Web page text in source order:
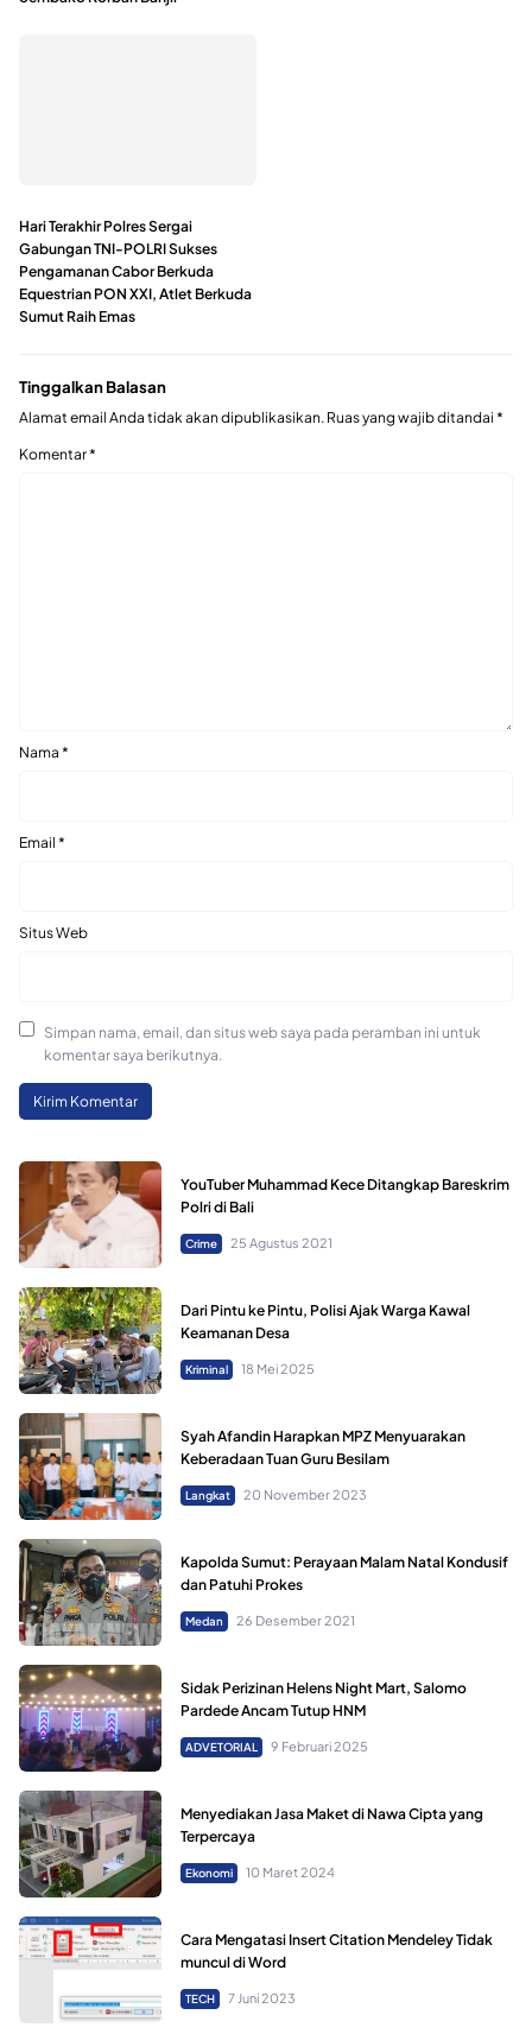
Hari Terakhir Polres Sergai
Gabungan TNI-POLRI Sukses
Pengamanan Cabor Berkuda
Equestrian PON XXI, Atlet Berkuda
Sumut Raih Emas
Tinggalkan Balasan
Alamat email Anda tidak akan dipublikasikan. Ruas yang wajib ditandai *
Komentar*
Nama *
Email *
Situs Web
Simpan nama, email, dan situs web saya pada peramban ini untuk
komentar saya berikutnya.
YouTuber Muhammad Kece Ditangkap Bareskrim
Polri di Bali
Crime 25 Agustus 2021
Dari Pintu ke Pintu, Polisi Ajak Warga Kawal
Keamanan Desa
Kriminal 18 Mei 2025
Syah Afandin Harapkan MPZ Menyuarakan
Keberadaan Tuan Guru Besilam
Langkat 20 November 2023
Kapolda Sumut: Perayaan Malam Natal Kondusif
dan Patuhi Prokes
Medan 26 Desember 2021
Sidak Perizinan Helens Night Mart, Salomo
Pardede Ancam Tutup HNM
ADVETORIAL 9 Februari 2025
Menyediakan Jasa Maket di Nawa Cipta yang
Terpercaya
Ekonomi 10 Maret 2024
Cara Mengatasi Insert Citation Mendeley Tidak
muncul di Word
TECH 7 Juni 2023